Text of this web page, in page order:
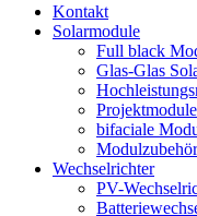
Kontakt
Solarmodule
Full black
Glas-Glas
Projektmodule
bifaciale
Modulzubehör
Wechselrichter
PV-